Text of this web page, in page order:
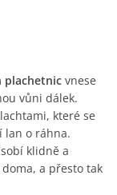
plachetnic vnese
vůni dálek.
které se
lan o ráhna.
klidně a
a přesto tak